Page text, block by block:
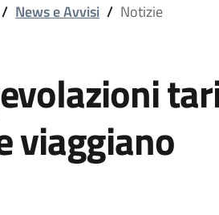
/ News e Avvisi / Notizie
viaggiano